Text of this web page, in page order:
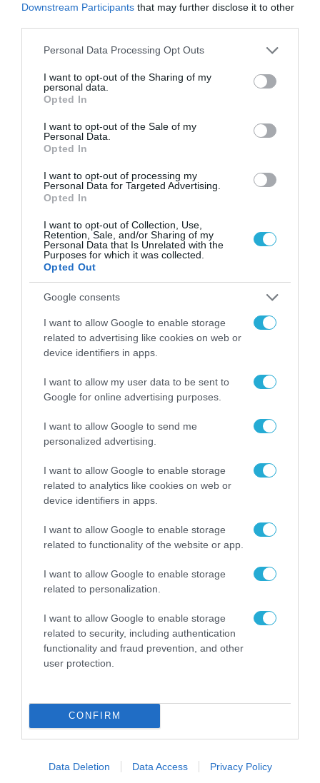
Downstream Participants that may further disclose it to other
Please note that this website/app uses one or more Google
not limited to your visit or usage behaviour. You may click to
grant or deny consent to Google and its third-party tags to
use your data for below specified purposes in below Google
consent section.
Personal Data Processing Opt Outs
I want to opt-out of the Sharing of my
personal data.
Opted In
I want to opt-out of the Sale of my
Personal Data.
Opted In
I want to opt-out of processing my
Personal Data for Targeted Advertising.
Opted In
I want to opt-out of Collection, Use,
Retention, Sale, and/or Sharing of my
Personal Data that Is Unrelated with the
Purposes for which it was collected.
Opted Out
Google consents
I want to allow Google to enable storage
related to advertising like cookies on web or
device identifiers in apps.
I want to allow my user data to be sent to
Google for online advertising purposes.
I want to allow Google to send me
personalized advertising.
I want to allow Google to enable storage
related to analytics like cookies on web or
device identifiers in apps.
I want to allow Google to enable storage
related to functionality of the website or app.
I want to allow Google to enable storage
related to personalization.
I want to allow Google to enable storage
related to security, including authentication
functionality and fraud prevention, and other
user protection.
CONFIRM
Data Deletion Data Access Privacy Policy
photo” βάζει τέλος στην δια
ΨΗΦΙΑΚΗ ΣΤΡΑΤΗΓΙΚΗ
Κυριάκος Πιερρακάκης:
“Έρχονται έργα για την επόμενη
μέρα της χώρας”
ΨΗΦΙΑΚΗ ΣΤΡΑΤΗΓΙΚΗ
“Πράσινο Πιστοποιητικό” – 6+1
σημεία κλειδιά για τις
καλοκαιρινές διακοπές
05.07.2021